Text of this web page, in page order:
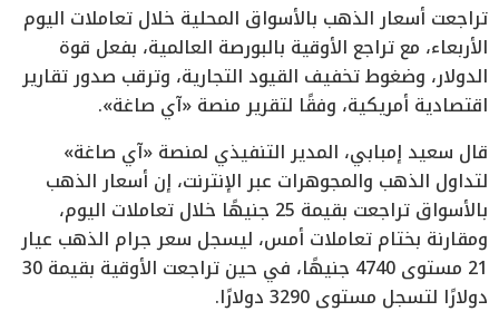
تراجعت أسعار الذهب بالأسواق المحلية خلال تعاملات اليوم
الأربعاء، مع تراجع الأوقية بالبورصة العالمية، بفعل قوة
الدولار، وضغوط تخفيف القيود التجارية، وترقب صدور تقارير
اقتصادية أمريكية، وفقًا لتقرير منصة «آي صاغة».
قال سعيد إمبابي، المدير التنفيذي لمنصة «آي صاغة»
لتداول الذهب والمجوهرات عبر الإنترنت، إن أسعار الذهب
بالأسواق تراجعت بقيمة 25 جنيهًا خلال تعاملات اليوم،
ومقارنة بختام تعاملات أمس، ليسجل سعر جرام الذهب عيار
21 مستوى 4740 جنيهًا، في حين تراجعت الأوقية بقيمة 30
دولارًا لتسجل مستوى 3290 دولارًا.